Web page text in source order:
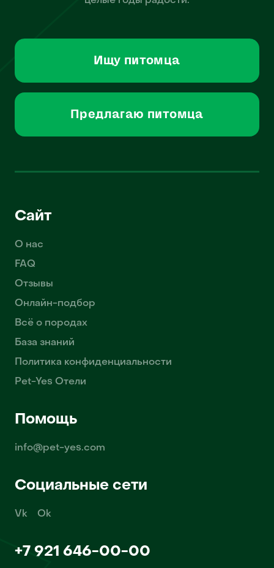
Ищу питомца
Предлагаю питомца
Сайт
О нас
FAQ
Отзывы
Онлайн-подбор
Всё о породах
База знаний
Политика конфиденциальности
Pet-Yes Отели
Помощь
info@pet-yes.com
Социальные сети
Vk Ok
+7 921 646-00-00